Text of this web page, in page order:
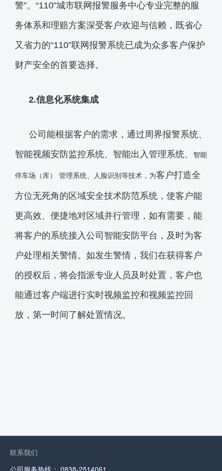
警”。“110”城市联网报警服务中心专业完整的服
务体系和理赔方案深受客户欢迎与信赖，既省心
又省力的“110”联网报警系统已成为众多客户保护
财产安全的首要选择。
2.信息化系统集成
公司能根据客户的需求，通过周界报警系统、
智能视频安防监控系统、智能出入管理系统、
智能
停车场（库） 管理系统、人脸识别等技术，为客户打造全
方位无死角的区域安全技术防范系统，使客户能
更高效、便捷地对区域并行管理，如有需要，能
将客户的系统接入公司智能安防平台，及时为客
户处理相关警情。如发生警情，我们在获得客户
的授权后，将会指派专业人员及时处置，客户也
能通过客户端进行实时视频监控和视频监控回
放，第一时间了解处置情况。
联系我们
公司服务热线： 0838-2514061